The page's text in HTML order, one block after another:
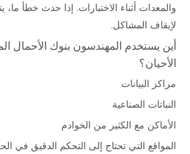
والمعدات أثناء الاختبارات. إذا حدث خطأ
لإيقاف المشاكل.
أين يستخدم المهندسون بنوك الأحمال
الأحيان؟
مراكز البيانات
النباتات الصناعية
الأماكن مع الكثير من الخوادم
المواقع التي تحتاج إلى التحكم الدقيق في